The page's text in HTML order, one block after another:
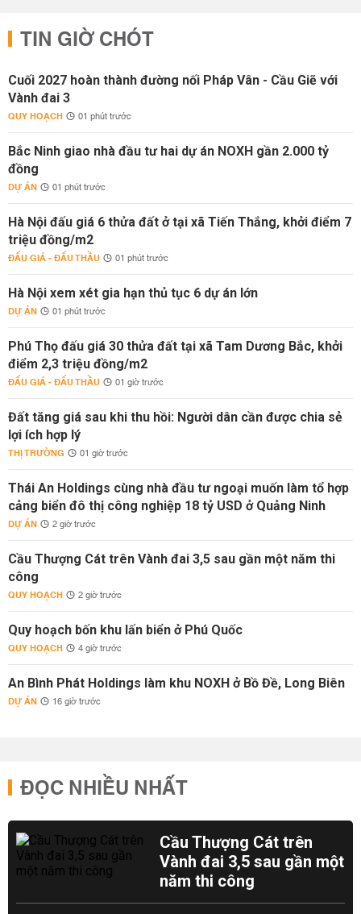
TIN GIỜ CHÓT
Cuối 2027 hoàn thành đường nối Pháp Vân - Cầu Giẽ với
Vành đai 3
QUY HOẠCH 01 phút trước
Bắc Ninh giao nhà đầu tư hai dự án NOXH gần 2.000 tỷ
đồng
DỰ ÁN 01 phút trước
Hà Nội đấu giá 6 thửa đất ở tại xã Tiến Thắng, khởi điểm 7
triệu đồng/m2
ĐẤU GIÁ - ĐẤU THẦU 01 phút trước
Hà Nội xem xét gia hạn thủ tục 6 dự án lớn
DỰ ÁN 01 phút trước
Phú Thọ đấu giá 30 thửa đất tại xã Tam Dương Bắc, khởi
điểm 2,3 triệu đồng/m2
ĐẤU GIÁ - ĐẤU THẦU 01 giờ trước
Đất tăng giá sau khi thu hồi: Người dân cần được chia sẻ
lợi ích hợp lý
THỊ TRƯỜNG 01 giờ trước
Thái An Holdings cùng nhà đầu tư ngoại muốn làm tổ hợp
cảng biển đô thị công nghiệp 18 tỷ USD ở Quảng Ninh
DỰ ÁN 2 giờ trước
Cầu Thượng Cát trên Vành đai 3,5 sau gần một năm thi
công
QUY HOẠCH 2 giờ trước
Quy hoạch bốn khu lấn biển ở Phú Quốc
QUY HOẠCH 4 giờ trước
An Bình Phát Holdings làm khu NOXH ở Bồ Đề, Long Biên
DỰ ÁN 16 giờ trước
ĐỌC NHIỀU NHẤT
Cầu Thượng Cát trên
Vành đai 3,5 sau gần một
năm thi công